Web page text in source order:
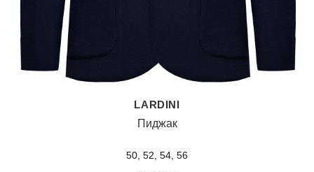
LARDINI
Пиджак
50, 52, 54, 56